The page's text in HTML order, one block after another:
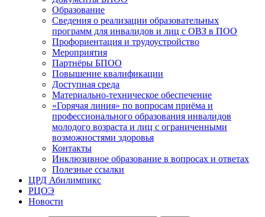
Образование
Сведения о реализации образовательных
программ для инвалидов и лиц с ОВЗ в ПОО
Профориентация и трудоустройство
Мероприятия
Партнёры БПОО
Повышение квалификации
Доступная среда
Материально-техническое обеспечение
«Горячая линия» по вопросам приёма и
профессионального образования инвалидов
молодого возраста и лиц с ограниченными
возможностями здоровья
Контакты
Инклюзивное образование в вопросах и ответах
Полезные ссылки
ЦРД Абилимпикс
РЦОЭ
Новости